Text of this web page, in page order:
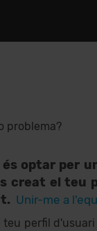
problema?
és optar per
creat el teu
Unir-me a
teu perfil